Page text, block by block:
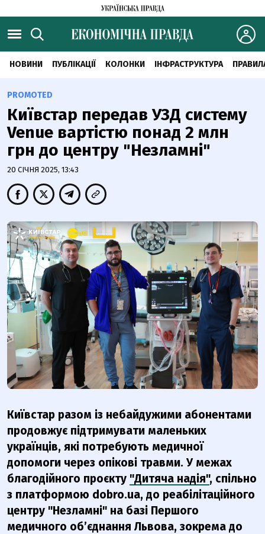
НОВИНИ ПУБЛІКАЦІЇ КОЛОНКИ ІНФРАСТРУКТУРА
PROMOTED
Київстар передав УЗД систему
Venue вартістю понад 2 млн
грн до центру "Незламні"
20 СІЧНЯ 2025, 13:43
Київстар разом із небайдужими абонентами
продовжує підтримувати маленьких
українців, які потребують медичної
допомоги через опікові травми. У межах
благодійного проєкту "Дитяча надія", спільно
з платформою dobro.ua, до реабілітаційного
центру "Незламні" на базі Першого
медичного об’єднання Львова, зокрема до